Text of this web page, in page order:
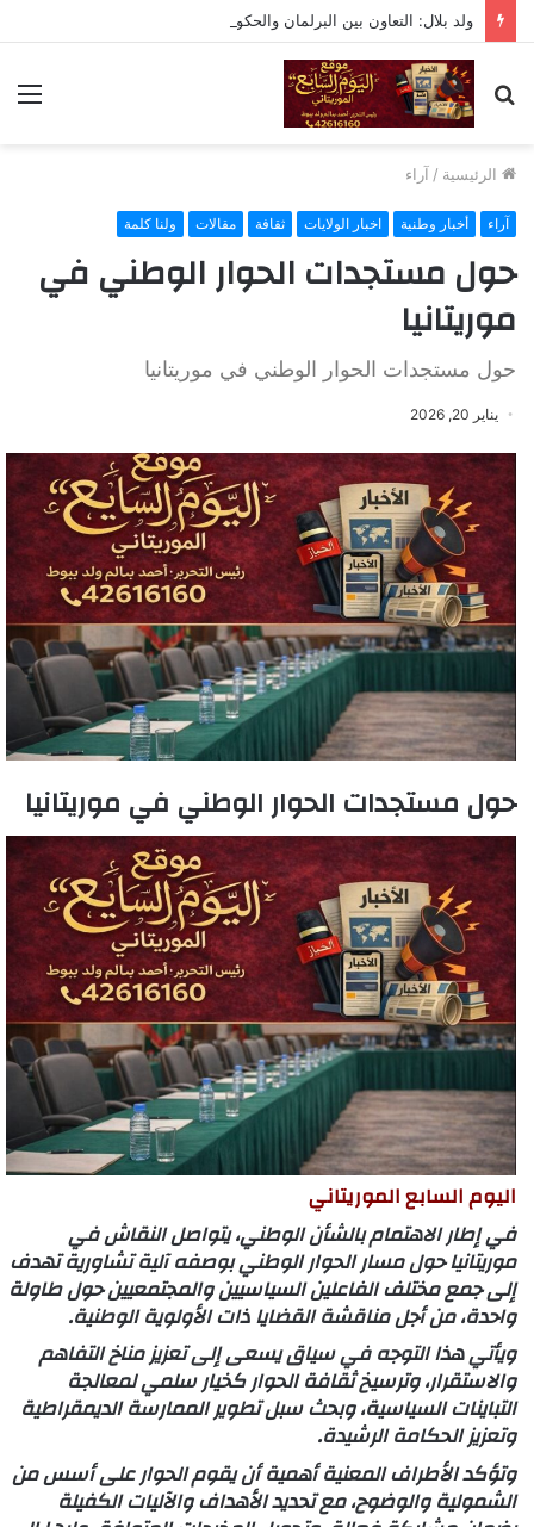
بحث
عن
الرئيسية / آراء
آراء أخبار وطنية اخبار الولايات ثقافة مقالات ولنا كلمة
حول مستجدات الحوار الوطني في
موريتانيا
حول مستجدات الحوار الوطني في موريتانيا
يناير 20, 2026
حول مستجدات الحوار الوطني في موريتانيا
اليوم السابع الموريتاني
في إطار الاهتمام بالشأن الوطني، يتواصل النقاش في
موريتانيا حول مسار الحوار الوطني بوصفه آلية تشاورية تهدف
إلى جمع مختلف الفاعلين السياسيين والمجتمعيين حول طاولة
واحدة، من أجل مناقشة القضايا ذات الأولوية الوطنية.
ويأتي هذا التوجه في سياق يسعى إلى تعزيز مناخ التفاهم
والاستقرار، وترسيخ ثقافة الحوار كخيار سلمي لمعالجة
التباينات السياسية، وبحث سبل تطوير الممارسة الديمقراطية
وتعزيز الحكامة الرشيدة.
وتؤكد الأطراف المعنية أهمية أن يقوم الحوار على أسس من
الشمولية والوضوح، مع تحديد الأهداف والآليات الكفيلة